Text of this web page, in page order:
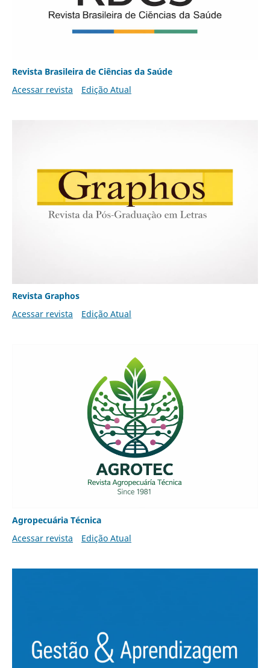
Revista Brasileira de Ciências da Saúde
Acessar revista
Edição Atual
Revista Graphos
Acessar revista
Edição Atual
Agropecuária Técnica
Acessar revista
Edição Atual